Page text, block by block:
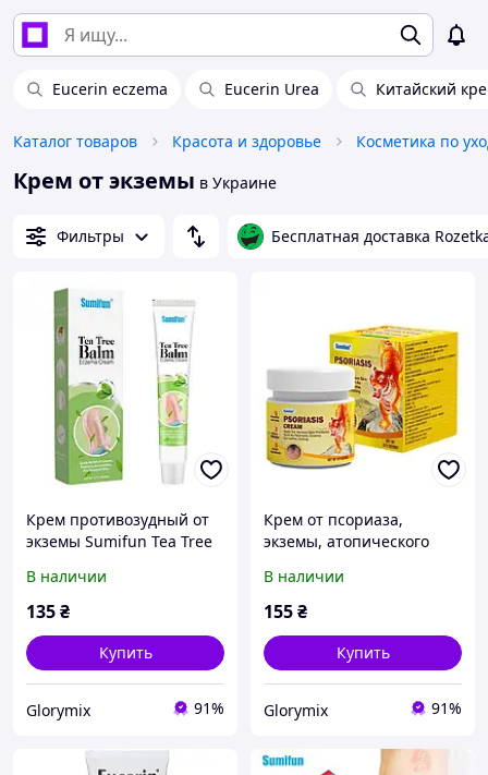
Eucerin eczema Eucerin Urea Китайский
Каталог товаров Красота и здоровье Косметика по
Крем от экземы в Украине
Фильтры Бесплатная доставка
Крем противозудный от
экземы Sumifun Tea Tree
маслом чайного дерева,
20 г
В наличии
135₴
Купить
Glorymix 91%
Крем от псориаза,
экземы, атопического
Psoriasis Cream, 20 г
В наличии
155₴
Купить
Glorymix 91%